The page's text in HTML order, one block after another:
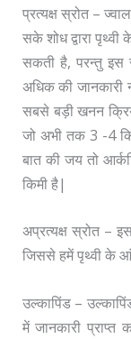
प्रत्यक्ष स्रोत –
सके शोध द्वारा
सकती है, परन्तु
अधिक की
सबसे बड़ी खनन
जो अभी तक 3 -4
बात की जय तो
किमी है|
अप्रत्यक्ष स्रोत –
जिससे हमें पृथ्वी के
उल्कापिंड –
में जानकारी